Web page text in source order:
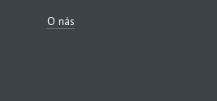
O nás